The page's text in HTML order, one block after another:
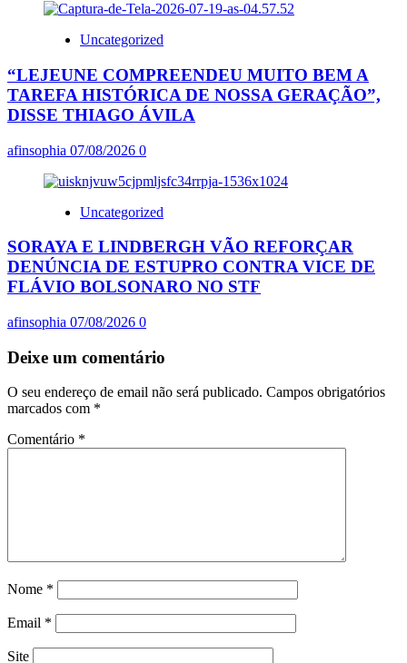
Uncategorized
“LEJEUNE COMPREENDEU MUITO BEM A
TAREFA HISTÓRICA DE NOSSA GERAÇÃO”,
DISSE THIAGO ÁVILA
afinsophia 07/08/2026 0
Uncategorized
SORAYA E LINDBERGH VÃO REFORÇAR
DENÚNCIA DE ESTUPRO CONTRA VICE DE
FLÁVIO BOLSONARO NO STF
afinsophia 07/08/2026 0
Deixe um comentário
O seu endereço de email não será publicado. Campos obrigatórios
marcados com *
Comentário *
Nome *
Email *
Site